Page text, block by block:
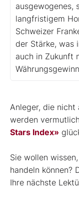
langfristigem
Schweizer
der Stärke, was
auch in Zukunft
Anleger, die nicht
werden
Stars Index»
Sie wollen
handeln können?
Ihre nächste